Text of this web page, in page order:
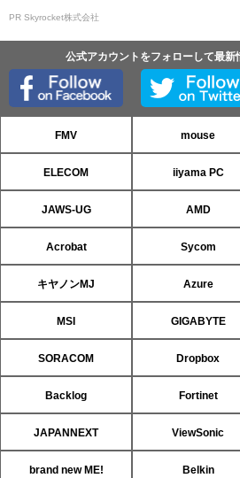
PR Skyrocket株式会社
公式アカウントをフォローして最新
FMV mouse
ELECOM iiyama PC
JAWS-UG AMD
Acrobat Sycom
キヤノンMJ Azure
MSI GIGABYTE
SORACOM Dropbox
Backlog Fortinet
JAPANNEXT ViewSonic
brand new ME! Belkin